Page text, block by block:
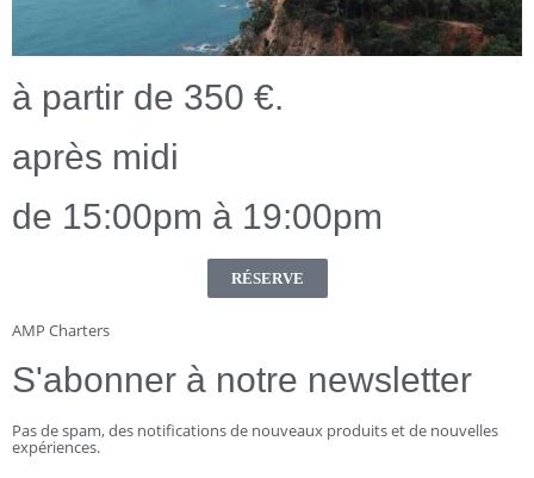
à partir de 350 €.
après midi
de 15:00pm à 19:00pm
RÉSERVE
AMP Charters
S'abonner à notre newsletter
Pas de spam, des notifications de nouveaux produits et de nouvelles
expériences.